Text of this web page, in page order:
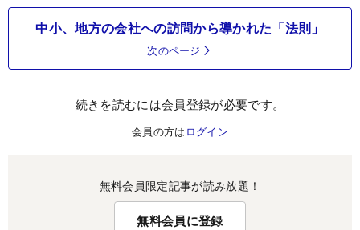
中小、地方の会社への訪問から導かれた「法則」
次のページ
続きを読むには会員登録が必要です。
会員の方は ログイン
無料会員限定記事が読み放題！
無料会員に登録